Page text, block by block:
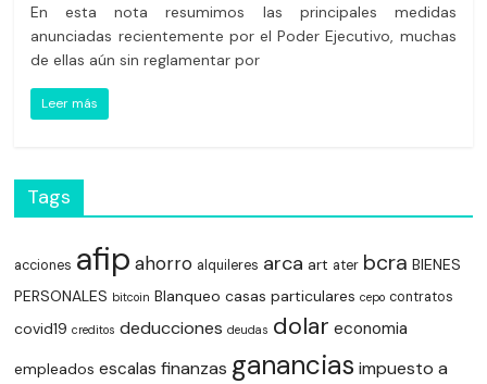
En esta nota resumimos las principales medidas
anunciadas recientemente por el Poder Ejecutivo, muchas
de ellas aún sin reglamentar por
Leer más
Tags
acciones afip ahorro alquileres arca art ater bcra BIENES
PERSONALES bitcoin Blanqueo casas particulares cepo contratos
covid19 creditos deducciones deudas dolar economia
empleados escalas finanzas ganancias impuesto a